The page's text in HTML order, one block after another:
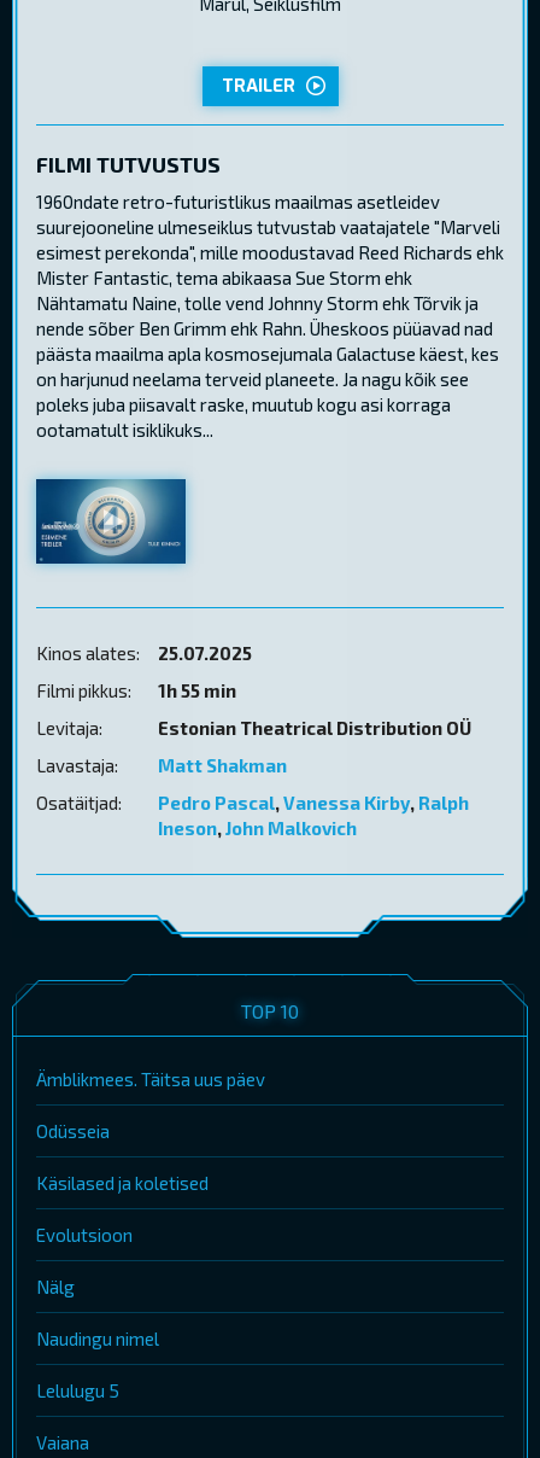
TRAILER
FILMI TUTVUSTUS
1960ndate retro-futuristlikus maailmas asetleidev
suurejooneline ulmeseiklus tutvustab vaatajatele "Marveli
esimest perekonda", mille moodustavad Reed Richards ehk
Mister Fantastic, tema abikaasa Sue Storm ehk
Nähtamatu Naine, tolle vend Johnny Storm ehk Tõrvik ja
nende sõber Ben Grimm ehk Rahn. Üheskoos püüavad nad
päästa maailma apla kosmosejumala Galactuse käest, kes
on harjunud neelama terveid planeete. Ja nagu kõik see
poleks juba piisavalt raske, muutub kogu asi korraga
ootamatult isiklikuks...
Kinos alates:
25.07.2025
Filmi pikkus:
1h 55 min
Levitaja:
Estonian Theatrical Distribution OÜ
Lavastaja:
Matt Shakman
Osatäitjad:
Pedro Pascal,Vanessa Kirby, Ralph
Ineson,John Malkovich
TOP 10
Ämblikmees. Täitsa uus päev
Odüsseia
Käsilased ja koletised
Evolutsioon
Nälg
Naudingu nimel
Lelulugu 5
Vaiana